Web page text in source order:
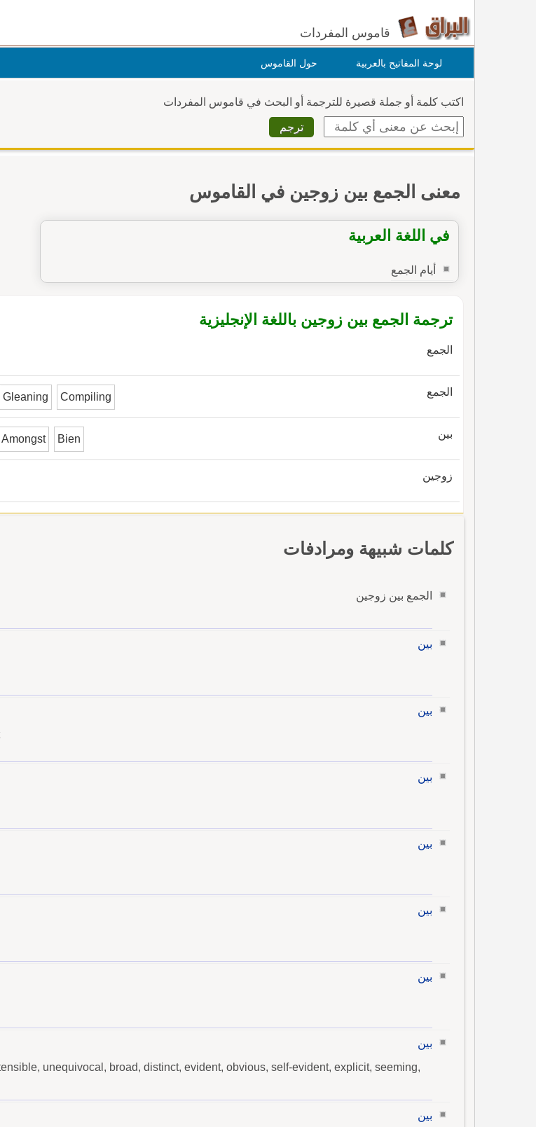
قاموس المفردات
لوحة المفاتيح بالعربية حول القاموس
اكتب كلمة أو جملة قصيرة للترجمة أو البحث في قاموس المفردات
معنى الجمع بين زوجين في القاموس
في اللغة العربية
أيام الجمع
ترجمة الجمع بين زوجين باللغة الإنجليزية
الجمع
الجمع Gleaning Compiling
بين Amongst Bien
زوجين
كلمات شبيهة ومرادفات
الجمع بين زوجين
بين
بين
بين
بين
بين
بين
بين
unequivocal, broad, distinct, evident, obvious, self-evident, explicit, seeming,
بين